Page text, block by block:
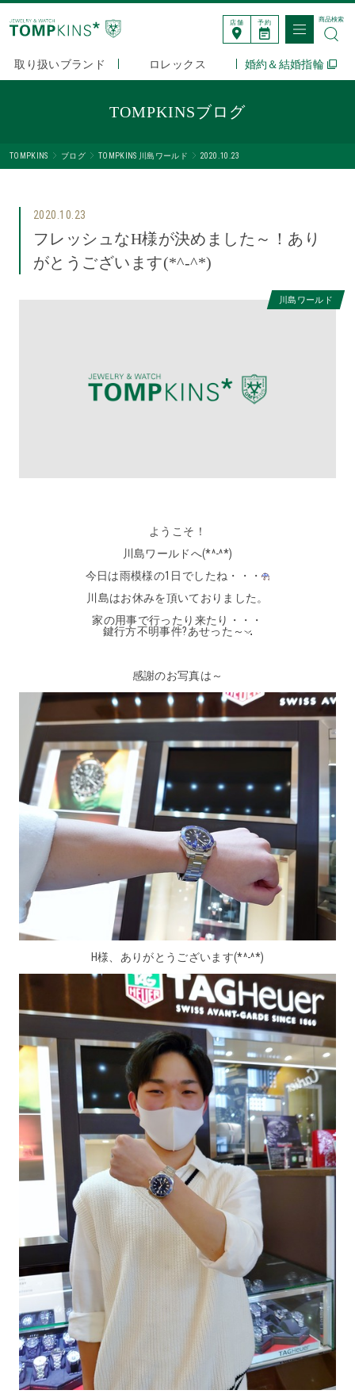
店舗 予約
取り扱いブランド ロレックス 婚約＆結婚指輪
商品検索
TOMPKINSブログ
TOMPKINS ブログ TOMPKINS 川島ワールド 2020.10.23
2020.10.23
フレッシュなH様が決めました～！あり
がとうございます(*^-^*)
川島ワールド
ようこそ！
川島ワールドへ(*^-^*)
今日は雨模様の1日でしたね・・・
川島はお休みを頂いておりました。
家の用事で行ったり来たり・・・
鍵行方不明事件?あせった～
感謝のお写真は～
H様、ありがとうございます(*^-^*)